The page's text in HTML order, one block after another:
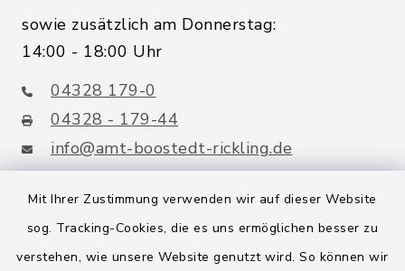
Mit Ihrer Zustimmung verwenden wir auf dieser Website
sog. Tracking-Cookies, die es uns ermöglichen besser zu
verstehen, wie unsere Website genutzt wird. So können wir
sowie zusätzlich am Donnerstag:
14:00 - 18:00 Uhr
04328 179-0
04328 - 179-44
info@amt-boostedt-rickling.de
Quicklinks